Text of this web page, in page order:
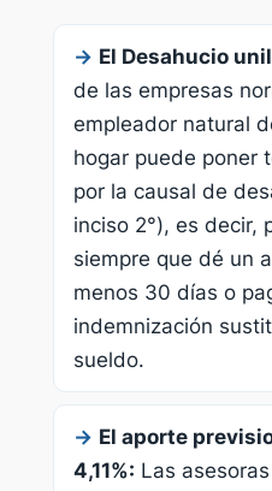
→ El Desahucio
de las empresas
empleador natural
hogar puede poner
por la causal de
inciso 2°), es decir,
siempre que dé un
menos 30 días o
indemnización
sueldo.
→ El aporte
4,11%: Las